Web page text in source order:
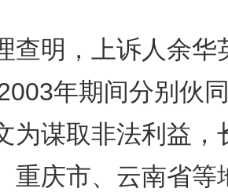
明，上诉人余华
年期间分别伙
为谋取非法利益，
重庆市、云南省等